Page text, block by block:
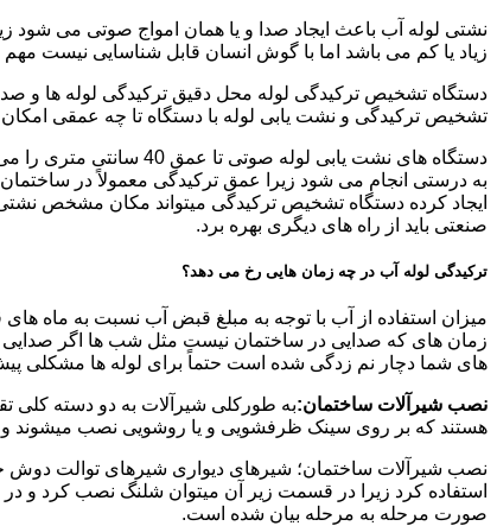
نشتی لوله آب باعث ایجاد صدا و یا همان امواج صوتی می
زیاد یا کم می باشد اما با گوش انسان قابل شناسایی نیست
دستگاه تشخیص ترکیدگی لوله محل دقیق ترکیدگی لوله ها و
تشخیص ترکیدگی و نشت یابی لوله با دستگاه تا چه عمقی
ایجاد کرده دستگاه تشخیص ترکیدگی میتواند مکان مشخص
صنعتی باید از راه های دیگری بهره برد.
ترکیدگی لوله آب در چه زمان هایی رخ می دهد؟
میزان استفاده از آب با توجه به مبلغ قبض آب نسبت به ماه
زمان های که صدایی در ساختمان نیست مثل شب ها اگر صدایی
های شما دچار نم زدگی شده است حتماً برای لوله ها مشکلی پیش
نصب شیرآلات ساختمان:به طورکلی شیرآلات به دو دسته کلی
هستند که بر روی سینک ظرفشویی و یا روشویی نصب میشوند و
نصب شیرآلات ساختمان؛ شیرهای دیواری شیرهای توالت دوش
استفاده کرد زیرا در قسمت زیر آن میتوان شلنگ نصب کرد و
صورت مرحله به مرحله بیان شده است.